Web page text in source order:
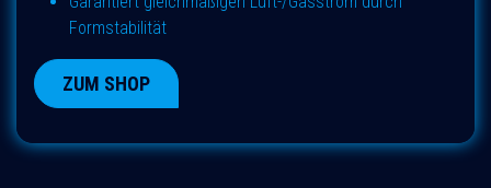
Formstabilität
ZUM SHOP